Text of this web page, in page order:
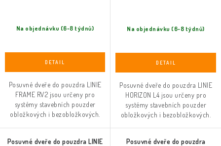
Na objednávku (6-8 týdnů)
Posuvné dveře do pouzdra LINIE
FRAME RV2 jsou určeny pro
systémy stavebních pouzder
obložkových i bezobložkových.
Na objednávku (6-8 týdnů)
Posuvné dveře do pouzdra LINIE
HORIZON L4 jsou určeny pro
systémy stavebních pouzder
obložkových i bezobložkových.
Posuvné dveře do pouzdra LINIE
Posuvné dveře do pouzdra